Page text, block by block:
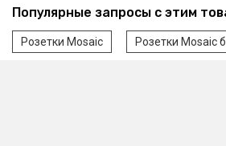
Популярные запросы с этим
Розетки Mosaic Розетки Mosaic